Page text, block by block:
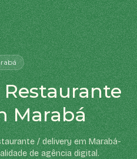
Marabá
/ delivery em Marabá-
de agência digital.